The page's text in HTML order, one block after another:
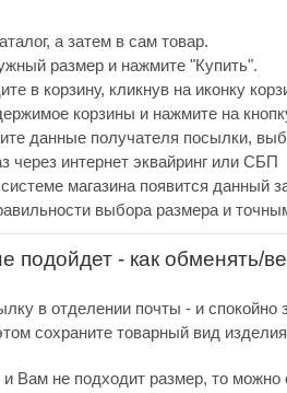
а затем в сам товар.
размер и нажмите "Купить".
в корзину, кликнув на иконку
корзины и нажмите на
данные получателя посылки,
через интернет эквайринг или СБП
магазина появится
выбора размера и
подойдет - как обменять/
в отделении почты - и
сохраните товарный вид
Вам не подходит размер, то